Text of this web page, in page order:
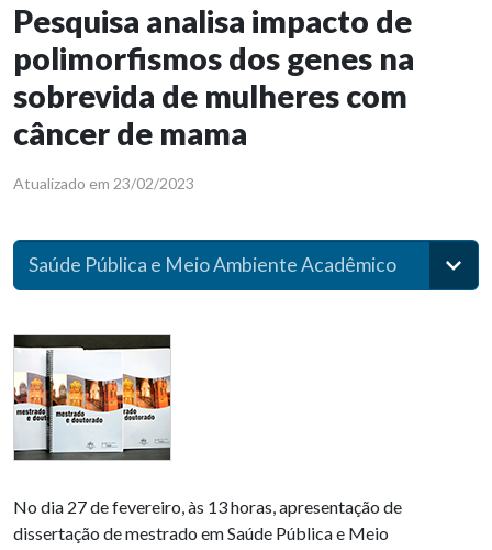
Pesquisa analisa impacto de
polimorfismos dos genes na
sobrevida de mulheres com
câncer de mama
Atualizado em 23/02/2023
Saúde Pública e Meio Ambiente Acadêmico
No dia 27 de fevereiro, às 13 horas, apresentação de
dissertação de mestrado em Saúde Pública e Meio